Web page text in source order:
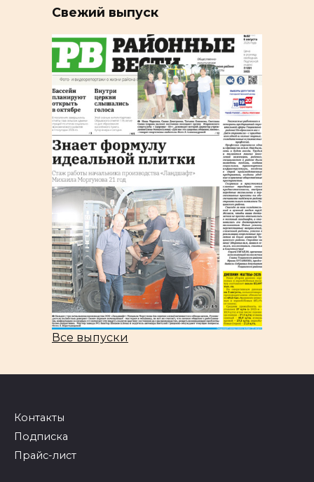
Свежий выпуск
Все выпуски
Контакты
Подписка
Прайс-лист